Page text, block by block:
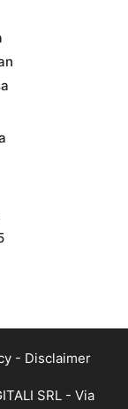
- Disclaimer
SRL - Via